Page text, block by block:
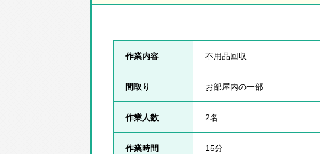
作業内容 不用品回収
間取り お部屋内の一部
作業人数 2名
作業時間 15分